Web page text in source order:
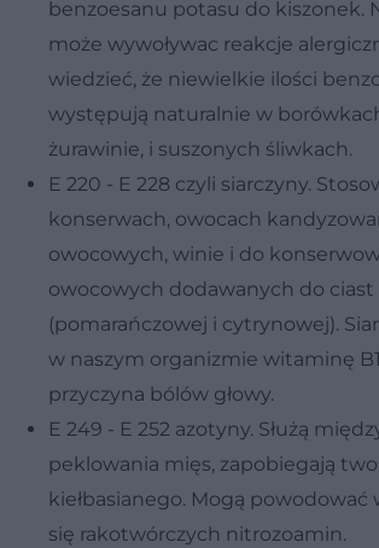
benzoesanu potasu do kiszonek.
może wywoływac reakcje
wiedzieć, że niewielkie ilości
występują naturalnie w
żurawinie, i suszonych śliwkach.
E 220 - E 228 czyli siarczyny.
konserwach, owocach
owocowych, winie i do
owocowych dodawanych do ciast
(pomarańczowej i cytrynowej).
w naszym organizmie witaminę B1
przyczyna bólów głowy.
E 249 - E 252 azotyny. Służą
peklowania mięs, zapobiegają
kiełbasianego. Mogą powodować
się rakotwórczych nitrozoamin.